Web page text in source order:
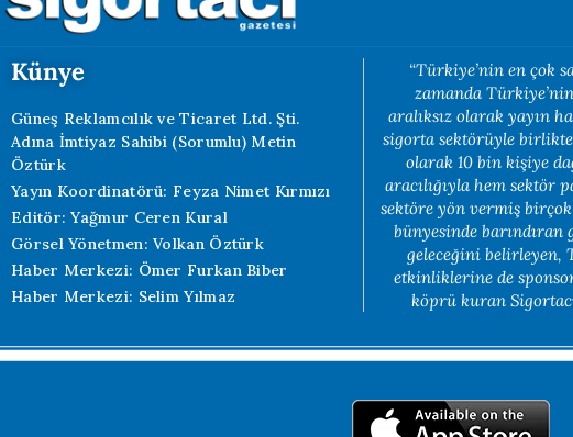
Künye
Güneş Reklamcılık ve Ticaret Ltd. Şti.
Adına İmtiyaz Sahibi (Sorumlu) Metin
Öztürk
Yayın Koordinatörü: Feyza Nimet Kırmızı
Editör: Yağmur Ceren Kural
Görsel Yönetmen: Volkan Öztürk
Haber Merkezi: Ömer Furkan Biber
Haber Merkezi: Selim Yılmaz
“Türkiye’nin en çok
zamanda
aralıksız olarak yayın
sigorta sektörüyle
olarak 10 bin kişiye
aracılığıyla hem sektör
sektöre yön vermiş
bünyesinde barındıran
geleceğini belirleyen,
etkinliklerine de
köprü kuran